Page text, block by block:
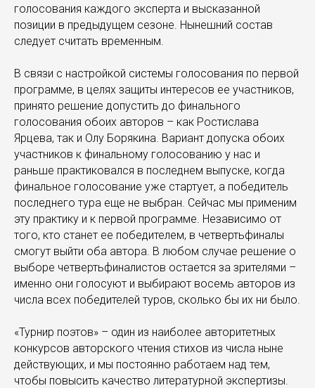
голосования каждого эксперта и высказанной
позиции в предыдущем сезоне. Нынешний состав
следует считать временным.
В связи с настройкой системы голосования по первой
программе, в целях защиты интересов ее участников,
принято решение допустить до финального
голосования обоих авторов – как Ростислава
Ярцева, так и Олу Борякина. Вариант допуска обоих
участников к финальному голосованию у нас и
раньше практиковался в последнем выпуске, когда
финальное голосование уже стартует, а победитель
последнего тура еще не выбран. Сейчас мы применим
эту практику и к первой программе. Независимо от
того, кто станет ее победителем, в четвертьфиналы
смогут выйти оба автора. В любом случае решение о
выборе четвертьфиналистов остается за зрителями –
именно они голосуют и выбирают восемь авторов из
числа всех победителей туров, сколько бы их ни было.
«Турнир поэтов» – один из наиболее авторитетных
конкурсов авторского чтения стихов из числа ныне
действующих, и мы постоянно работаем над тем,
чтобы повысить качество литературной экспертизы.